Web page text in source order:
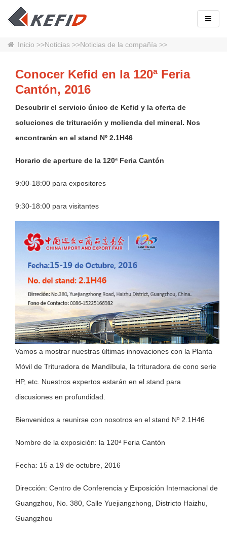
Inicio >>Noticias >>Noticias de la compañía >>
Conocer Kefid en la 120ª Feria
Cantón, 2016
Descubrir el servicio único de Kefid y la oferta de
soluciones de trituración y molienda del mineral. Nos
encontrarán en el stand Nº 2.1H46
Horario de aperture de la 120ª Feria Cantón
9:00-18:00 para expositores
9:30-18:00 para visitantes
Vamos a mostrar nuestras últimas innovaciones con la Planta
Móvil de Trituradora de Mandíbula, la trituradora de cono serie
HP, etc. Nuestros expertos estarán en el stand para
discusiones en profundidad.
Bienvenidos a reunirse con nosotros en el stand Nº 2.1H46
Nombre de la exposición: la 120ª Feria Cantón
Fecha: 15 a 19 de octubre, 2016
Dirección: Centro de Conferencia y Exposición Internacional de
Guangzhou, No. 380, Calle Yuejiangzhong, Districto Haizhu,
Guangzhou